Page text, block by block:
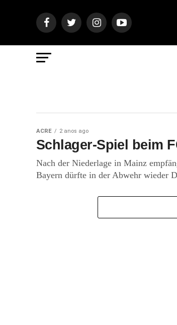
ACRE 2 anos ago
Schlager-Spiel beim
Nach der Niederlage in Mainz
Bayern dürfte in der Abwehr wieder